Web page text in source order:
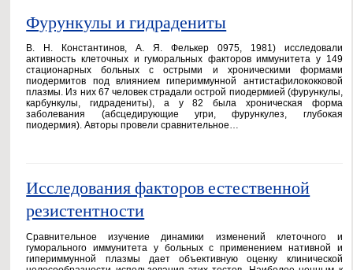
Фурункулы и гидрадениты
В. Н. Константинов, А. Я. Фелькер 0975, 1981) исследовали
активность клеточных и гуморальных факторов иммунитета у 149
стационарных больных с острыми и хроническими формами
пиодермитов под влиянием гипериммунной антистафилококковой
плазмы. Из них 67 человек страдали острой пиодермией (фурункулы,
карбункулы, гидрадениты), а у 82 была хроническая форма
заболевания (абсцедирующие угри, фурункулез, глубокая
пиодермия). Авторы провели сравнительное…
Исследования факторов естественной
резистентности
Сравнительное изучение динамики изменений клеточного и
гуморального иммунитета у больных с применением нативной и
гипериммунной плазмы дает объективную оценку клинической